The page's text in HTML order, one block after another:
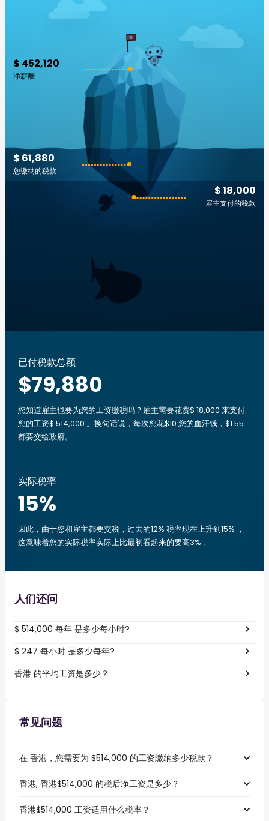
$ 452,120
净薪酬
$ 18,000
雇主支付的税款
$ 61,880
您缴纳的税款
已付税款总额
$79,880
您知道雇主也要为您的工资缴税吗？雇主需要花费$ 18,000 来支付
您的工资$ 514,000 。换句话说，每次您花$10 您的血汗钱，$1.55
都要交给政府。
实际税率
15%
因此，由于您和雇主都要交税，过去的12% 税率现在上升到15% ，
这意味着您的实际税率实际上比最初看起来的要高3% 。
人们还问
$ 514,000 每年 是多少每小时?
$ 247 每小时 是多少每年?
香港 的平均工资是多少？
常见问题
在 香港，您需要为 $514,000 的工资缴纳多少税款？
香港, 香港$514,000 的税后净工资是多少？
香港$514,000 工资适用什么税率？